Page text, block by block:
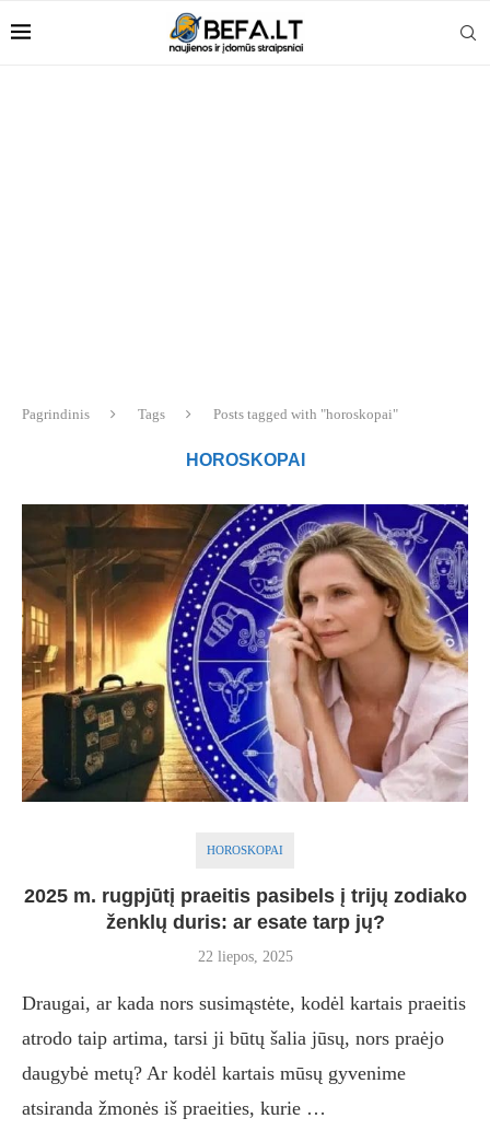
Pagrindinis Tags Posts tagged with "horoskopai"
HOROSKOPAI
HOROSKOPAI
2025 m. rugpjūtį praeitis pasibels į trijų zodiako
ženklų duris: ar esate tarp jų?
22 liepos, 2025
Draugai, ar kada nors susimąstėte, kodėl kartais praeitis
atrodo taip artima, tarsi ji būtų šalia jūsų, nors praėjo
daugybė metų? Ar kodėl kartais mūsų gyvenime
atsiranda žmonės iš praeities, kurie …